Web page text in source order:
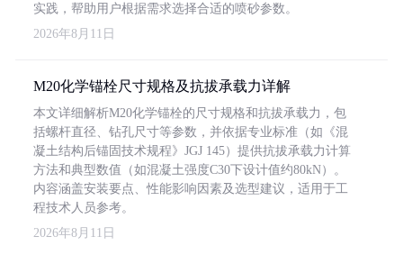
实践，帮助用户根据需求选择合适的喷砂参数。
2026年8月11日
M20化学锚栓尺寸规格及抗拔承载力详解
本文详细解析M20化学锚栓的尺寸规格和抗拔承载力，包
括螺杆直径、钻孔尺寸等参数，并依据专业标准（如《混
凝土结构后锚固技术规程》JGJ 145）提供抗拔承载力计算
方法和典型数值（如混凝土强度C30下设计值约80kN）。
内容涵盖安装要点、性能影响因素及选型建议，适用于工
程技术人员参考。
2026年8月11日